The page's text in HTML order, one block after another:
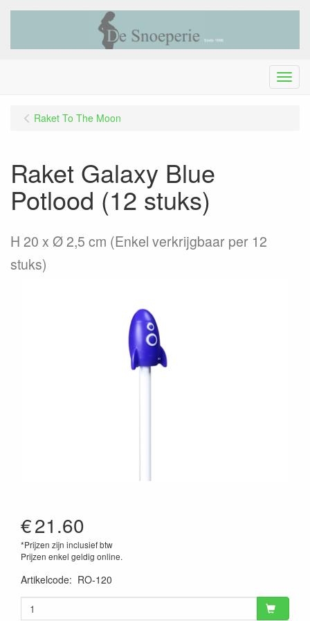
Menu
Raket To The Moon
Raket Galaxy Blue
Potlood (12 stuks)
H 20 x Ø 2,5 cm (Enkel verkrijgbaar per 12
stuks)
€21.60
*Prijzen zijn inclusief btw
Prijzen enkel geldig online.
Artikelcode: RO-120